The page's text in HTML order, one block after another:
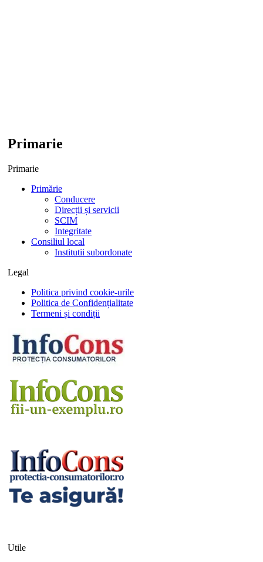
Primarie
Primarie
Primărie
Conducere
Direcții și servicii
SCIM
Integritate
Consiliul local
Institutii subordonate
Legal
Politica privind cookie-urile
Politica de Confidențialitate
Termeni și condiții
Utile